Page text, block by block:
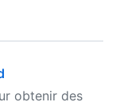
obtenir des